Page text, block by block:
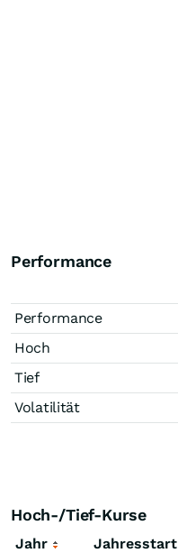
Performance
Performance
Hoch
Tief
Volatilität
Hoch-/Tief-Kurse
Jahr Jahresstart